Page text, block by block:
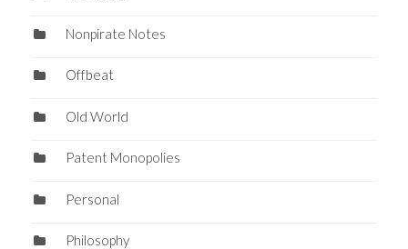
Nonpirate Notes
Offbeat
Old World
Patent Monopolies
Personal
Philosophy